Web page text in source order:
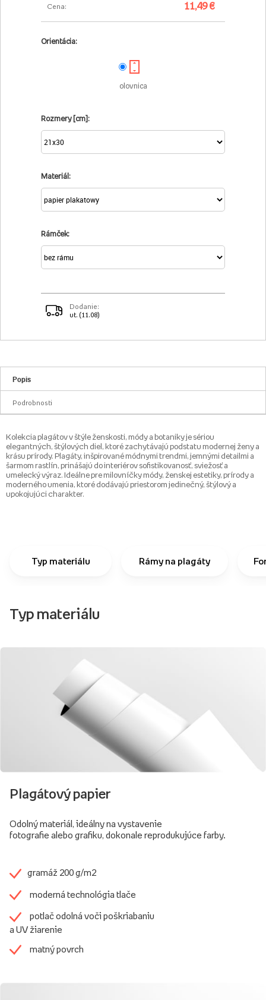
Cena: 11,49 €
Orientácia:
olovnica
Rozmery [cm]:
Materiál:
Rámček:
Dodanie:
ut. (11.08)
Popis
Podrobnosti
Kolekcia plagátov v štýle ženskosti, módy a botaniky je sériou
elegantných, štýlových diel, ktoré zachytávajú podstatu modernej ženy a
krásu prírody. Plagáty, inšpirované módnymi trendmi, jemnými detailmi a
šarmom rastlín, prinášajú do interiérov sofistikovanosť, sviežosť a
umelecký výraz. Ideálne pre milovníčky módy, ženskej estetiky, prírody a
moderného umenia, ktoré dodávajú priestorom jedinečný, štýlový a
upokojujúci charakter.
Typ materiálu Rámy na plagáty
Typ materiálu
Plagátový papier
Odolný materiál, ideálny na vystavenie
fotografie alebo grafiku, dokonale reprodukujúce farby.
gramáž 200 g/m2
moderná technológia tlače
potlač odolná voči poškriabaniu
a UV žiarenie
matný povrch